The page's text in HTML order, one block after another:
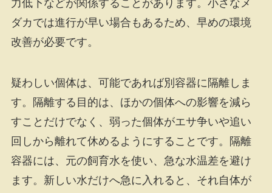
力低下などが関係することがあります。小さなメ
ダカでは進行が早い場合もあるため、早めの環境
改善が必要です。
疑わしい個体は、可能であれば別容器に隔離しま
す。隔離する目的は、ほかの個体への影響を減ら
すことだけでなく、弱った個体がエサ争いや追い
回しから離れて休めるようにすることです。隔離
容器には、元の飼育水を使い、急な水温差を避け
ます。新しい水だけへ急に入れると、それ自体が